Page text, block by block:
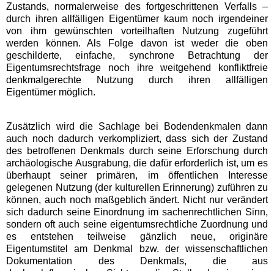
Zustands, normalerweise des fortgeschrittenen Verfalls –
durch ihren allfälligen Eigentümer kaum noch irgendeiner
von ihm gewünschten vorteilhaften Nutzung zugeführt
werden können. Als Folge davon ist weder die oben
geschilderte, einfache, synchrone Betrachtung der
Eigentumsrechtsfrage noch ihre weitgehend konfliktfreie
denkmalgerechte Nutzung durch ihren allfälligen
Eigentümer möglich.
Zusätzlich wird die Sachlage bei Bodendenkmalen dann
auch noch dadurch verkompliziert, dass sich der Zustand
des betroffenen Denkmals durch seine Erforschung durch
archäologische Ausgrabung, die dafür erforderlich ist, um es
überhaupt seiner primären, im öffentlichen Interesse
gelegenen Nutzung (der kulturellen Erinnerung) zuführen zu
können, auch noch maßgeblich ändert. Nicht nur verändert
sich dadurch seine Einordnung im sachenrechtlichen Sinn,
sondern oft auch seine eigentumsrechtliche Zuordnung und
es entstehen teilweise gänzlich neue, originäre
Eigentumstitel am Denkmal bzw. der wissenschaftlichen
Dokumentation des Denkmals, die aus